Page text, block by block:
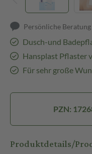
Persönliche Beratung
Dusch-und
Hansplast Pflaster
Für sehr große
PZN:
Produktdetails/